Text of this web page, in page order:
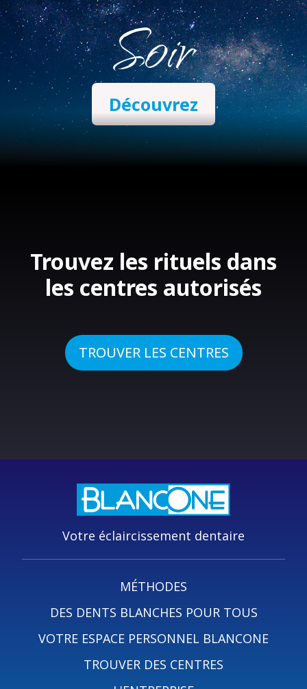
Soir
Découvrez
Trouvez les rituels dans
les centres autorisés
TROUVER LES CENTRES
Votre éclaircissement dentaire
MÉTHODES
DES DENTS BLANCHES POUR TOUS
VOTRE ESPACE PERSONNEL BLANCONE
TROUVER DES CENTRES